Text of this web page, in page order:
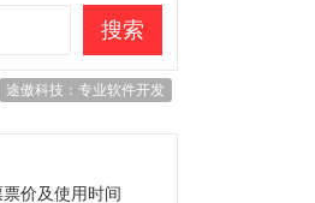
搜索
途傲科技：专业软件开发
价及使用时间